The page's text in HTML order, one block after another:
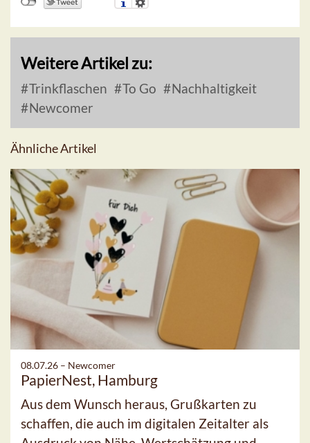
Weitere Artikel zu:
Trinkflaschen To Go
Nachhaltigkeit
Newcomer
Ähnliche Artikel
08.07.26 – Newcomer
PapierNest, Hamburg
Aus dem Wunsch heraus, Grußkarten zu
schaffen, die auch im digitalen Zeitalter als